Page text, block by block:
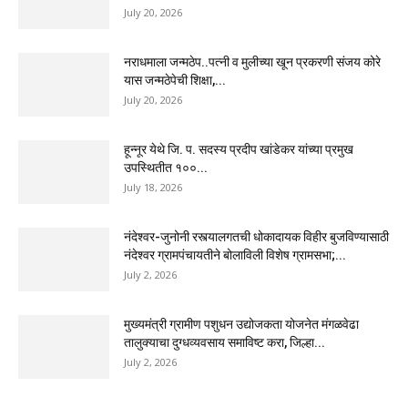
July 20, 2026
नराधमाला जन्मठेप..पत्नी व मुलीच्या खून प्रकरणी संजय कोरे
यास जन्मठेपेची शिक्षा,...
July 20, 2026
हून्नूर येथे जि. प. सदस्य प्रदीप खांडेकर यांच्या प्रमुख
उपस्थितीत १००...
July 18, 2026
नंदेश्वर-जुनोनी रस्त्यालगतची धोकादायक विहीर बुजविण्यासाठी
नंदेश्वर ग्रामपंचायतीने बोलाविली विशेष ग्रामसभा;...
July 2, 2026
मुख्यमंत्री ग्रामीण पशुधन उद्योजकता योजनेत मंगळवेढा
तालुक्याचा दुग्धव्यवसाय समाविष्ट करा, जिल्हा...
July 2, 2026